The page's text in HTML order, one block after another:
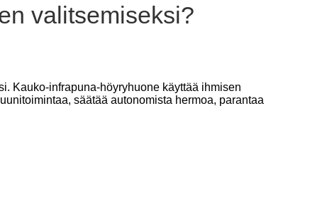
valitsemiseksi?
Kauko-infrapuna-höyryhuone käyttää ihmisen
säätää autonomista hermoa, parantaa